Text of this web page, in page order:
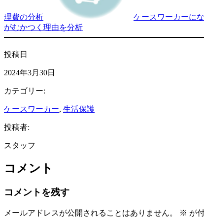
理費の分析 ケースワーカーに
がむかつく理由を分析
投稿日
2024年3月30日
カテゴリー:
ケースワーカー, 生活保護
投稿者:
スタッフ
コメント
コメントを残す
メールアドレスが公開されることはありません。 ※ が